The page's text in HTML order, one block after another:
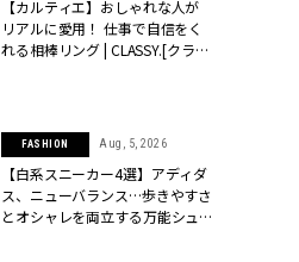
【カルティエ】おしゃれな人が
リアルに愛用！ 仕事で自信をく
れる相棒リング | CLASSY.[クラッ
FASHION Aug, 5, 2026
【白系スニーカー4選】アディダ
ス、ニューバランス…歩きやすさ
とオシャレを両立する万能シュ